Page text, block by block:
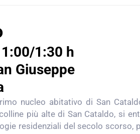
1:30 h
Giuseppe
nucleo abitativo di San
più alte di San Cataldo, si
residenziali del secolo scorso,